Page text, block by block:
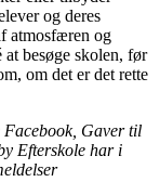
og deres
atmosfæren og
besøge skolen, før
om det er det rette
Gaver til
Efterskole har i